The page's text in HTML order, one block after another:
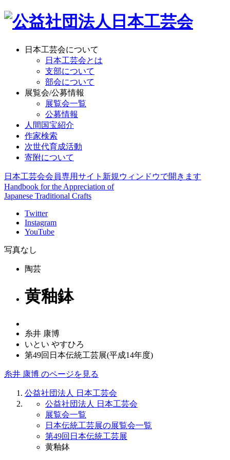
日本工芸会について
日本工芸会とは
支部について
部会について
展覧会/公募情報
展覧会一覧
公募情報
人間国宝紹介
作家検索
次世代育成活動
寄附について
日本工芸会会員専用サイト 新規ウィンドウで開きます
Handbook for the Appreciation of
Japanese Traditional Crafts
Twitter
Instagram
YouTube
写真なし
陶芸
黄釉鉢
糸井 康博
いとい やすひろ
第49回日本伝統工芸展(平成14年度)
糸井 康博 のページを見る
公益社団法人 日本工芸会
公益社団法人 日本工芸会
展覧会一覧
日本伝統工芸展の展覧会一覧
第49回日本伝統工芸展
黄釉鉢